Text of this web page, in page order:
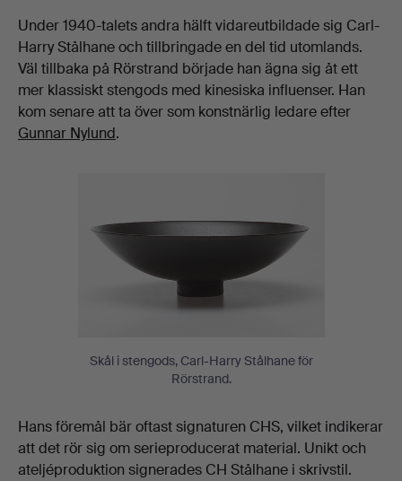
Under 1940-talets andra hälft vidareutbildade sig Carl-
Harry Stålhane och tillbringade en del tid utomlands.
Väl tillbaka på Rörstrand började han ägna sig åt ett
mer klassiskt stengods med kinesiska influenser. Han
kom senare att ta över som konstnärlig ledare efter
Gunnar Nylund.
Skål i stengods, Carl-Harry Stålhane för
Rörstrand.
Hans föremål bär oftast signaturen CHS, vilket indikerar
att det rör sig om serieproducerat material. Unikt och
ateljéproduktion signerades CH Stålhane i skrivstil.